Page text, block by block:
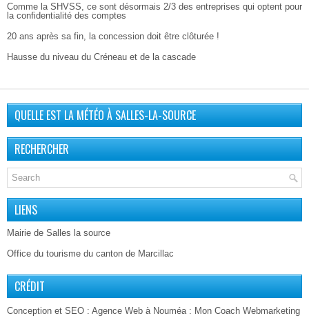
Comme la SHVSS, ce sont désormais 2/3 des entreprises qui optent pour
la confidentialité des comptes
20 ans après sa fin, la concession doit être clôturée !
Hausse du niveau du Créneau et de la cascade
QUELLE EST LA MÉTÉO À SALLES-LA-SOURCE
RECHERCHER
LIENS
Mairie de Salles la source
Office du tourisme du canton de Marcillac
CRÉDIT
Conception et SEO : Agence Web à Nouméa: Mon Coach Webmarketing